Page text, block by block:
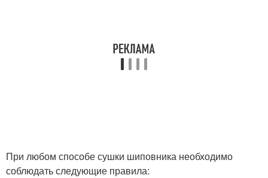
При любом способе сушки шиповника необходимо
соблюдать следующие правила: